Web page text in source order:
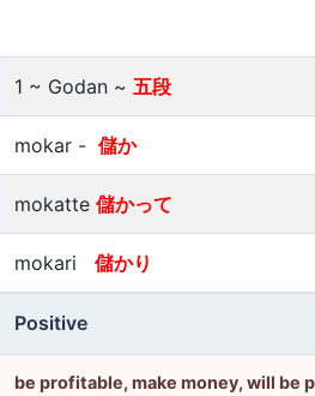
1 ~ Godan ~ 五段
mokar - 儲か
mokatte 儲かって
mokari 儲かり
Positive
be profitable, make money, will be